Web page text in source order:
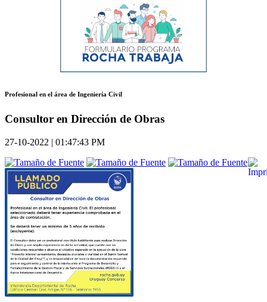
Profesional en el área de Ingeniería Civil
Consultor en Dirección de Obras
27-10-2022 | 01:47:43 PM